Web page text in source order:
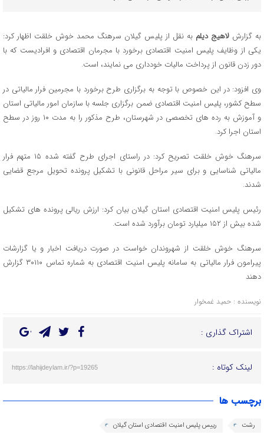
به گزارشلاهیج دیلم به نقل از پلیس گیلان سرهنگ محمد خوش خلقت اظهار کرد:
یکی از وظایف پلیس امنیت اقتصادی برخورد با مجرمان اقتصادی و افرادیست که با
دور زدن قانون از پرداخت مالیات خودداری می نمایند، است.
وی افزود: در این خصوص با توجه به برگزاری طرح برخورد با مجرمین فرار مالیاتی در
سطح کشور، پلیس امنیت اقتصادی ضمن برگزاری جلسه با سازمان امور مالیاتی استان
و آموزش به رده های تخصصی در شهرستان، طرح مذکور را به مدت ۱۰ روز در سطح
استان اجرا کرد.
سرهنگ خوش خلقت تصریح کرد: در راستای اجرای طرح گفته شده ۱۵ متهم فرار
مالیاتی شناسایی و برای سیر مراحل قانونی با تشکیل پرونده تحویل مرجع قضایی
شدند.
رئیس پلیس امنیت اقتصادی استان گیلان بیان کرد: ارزش ریالی پرونده های تشکیل
شده بیش از ۱۵۲ میلیارد تومان برآورد شده است.
سرهنگ خوش خلقت از شهروندان خواست در صورت دریافت اخبار و یا گزارشات
پیرامون فرار مالیاتی به سامانه پلیس امنیت اقتصادی به شماره تماس ۳۰۱۱۰ گزارش
دهند
نویسنده : حمید غمخوار
اشتراک گذاری :
لینک کوتاه : https://lahijdeylam.ir/?p=19265
برچسب ها
رشت رییس پلیس امنیت اقتصادی استان گیلان